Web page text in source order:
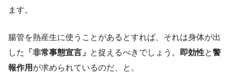
ます。
腸管を熱産生に使うことがあるとすれば、それは身体が出
した
「非常事態宣言」 と捉えるべきでしょう。 即効性と警
報作用 が求められているのだ、と。